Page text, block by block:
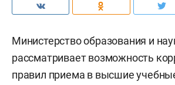
Министерство образования и
рассматривает возможность
правил приема в высшие